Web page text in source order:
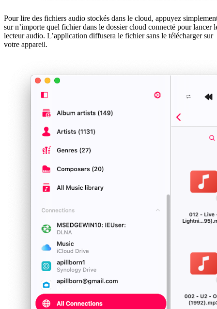
Pour lire des fichiers audio stockés dans le cloud, appuyez
sur n’importe quel fichier dans le dossier cloud connecté pour lancer
lecteur audio. L’application diffusera le fichier sans le télécharger sur
votre appareil.